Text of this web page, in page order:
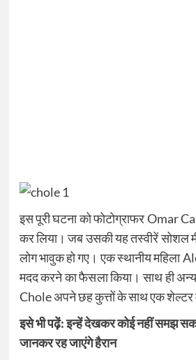
इस पूरी घटना को फोटोग्राफर Omar
कर लिया। जब उसकी यह तस्वीरें सोशल
लोग भावुक हो गए। एक स्थानीय महिला
मदद करने का फैसला किया। साथ ही
Chole अपने छह कुत्तों के साथ एक शेल्टर
इसे भी पढ़ें:इन्हें देखकर कोई नहीं समझ
जानकर रह जाएंगे हैरान